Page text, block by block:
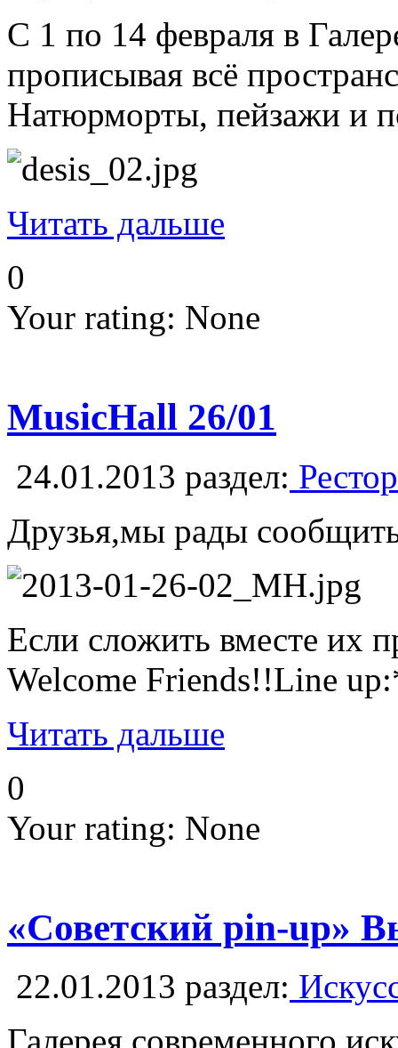
С 1 по 14 февраля в
прописывая всё
Натюрморты, пейзажи и
Читать дальше
0
Your rating: None
MusicHall 26/01
24.01.2013 раздел:
Друзья,мы рады
Если сложить вместе их
Welcome Friends!!Line
Читать дальше
0
Your rating: None
«Советский pin-up»
22.01.2013 раздел: